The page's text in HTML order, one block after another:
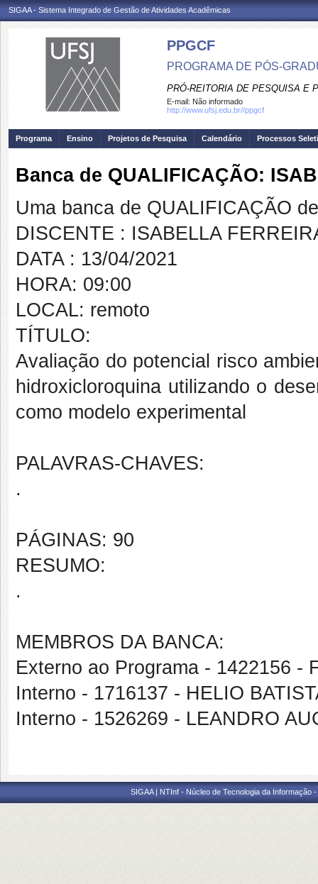
SIGAA - Sistema Integrado de Gestão de Atividades Acadêmicas
PPGCF
PROGRAMA DE PÓS-
PRÓ-REITORIA DE PESQUISA E
E-mail: Não informado
http://www.ufsj.edu.br//ppgcf
Programa Ensino Projetos de Pesquisa Calendário Processos
Banca de QUALIFICAÇÃO:
Uma banca de QUALIFICAÇÃO
DISCENTE : ISABELLA
DATA : 13/04/2021
HORA: 09:00
LOCAL: remoto
TÍTULO:
Avaliação do potencial risco
hidroxicloroquina utilizando o
como modelo experimental
PALAVRAS-CHAVES:
.
PÁGINAS: 90
RESUMO:
.
MEMBROS DA BANCA:
Externo ao Programa - 1422156 -
Interno - 1716137 - HELIO
Interno - 1526269 - LEANDRO
SIGAA | NTInf - Núcleo de Tecnologia da